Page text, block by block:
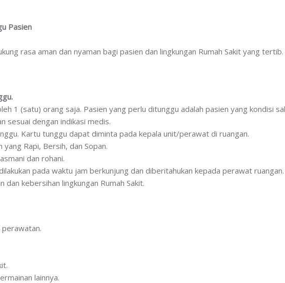
Pasien
rasa aman dan nyaman bagi pasien dan lingkungan Rumah Sakit yang tertib.
1 (satu) orang saja. Pasien yang perlu ditunggu adalah pasien yang kondisi
sesuai dengan indikasi medis.
Kartu tunggu dapat diminta pada kepala unit/perawat di ruangan.
yang Rapi, Bersih, dan Sopan.
dan rohani.
pada waktu jam berkunjung dan diberitahukan kepada perawat ruangan.
kebersihan lingkungan Rumah Sakit.
perawatan.
lainnya.